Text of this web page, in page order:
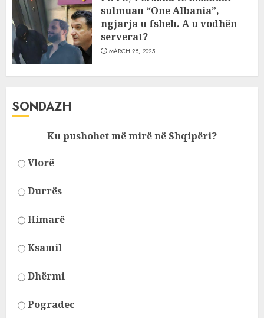
sulmuan “One Albania”,
ngjarja u fsheh. A u vodhën
serverat?
MARCH 25, 2025
SONDAZH
Ku pushohet më mirë në Shqipëri?
Vlorë
Durrës
Himarë
Ksamil
Dhërmi
Pogradec